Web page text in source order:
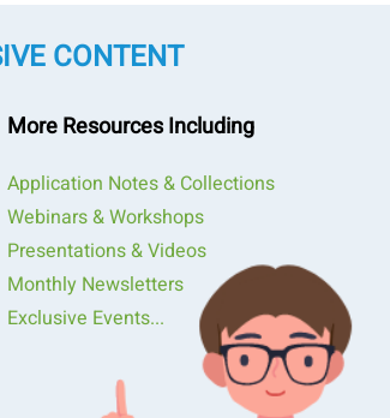
CONTENT
More Resources Including
Application Notes & Collections
Webinars & Workshops
Presentations & Videos
Monthly Newsletters
Exclusive Events...